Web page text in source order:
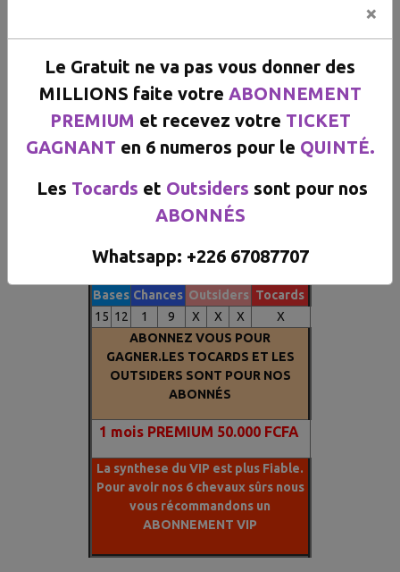
de faire l'arrivee, Arretez de perdre
CABOURG R1 C4
Le GRATUIT est difficile a
EXPLOITER ABONNEZ vous pour
recevoir nos 6 NUMEROS 100% a
Bases Chances Outsiders Tocards
15 12 1 9 X X X
X
ABONNEZ VOUS POUR
GAGNER.LES TOCARDS ET LES
OUTSIDERS SONT POUR NOS
ABONNÉS
1 mois PREMIUM 50.000 FCFA
La synthese du VIP est plus Fiable.
Pour avoir nos 6 chevaux sûrs nous
vous récommandons un
ABONNEMENT VIP
×
Le Gratuit ne va pas vous donner des
MILLIONS faite votre ABONNEMENT
PREMIUM et recevez votre TICKET
GAGNANT en 6 numeros pour le QUINTÉ.
Les Tocards et Outsiders sont pour nos
ABONNÉS
Whatsapp: +226 67087707​​​​​